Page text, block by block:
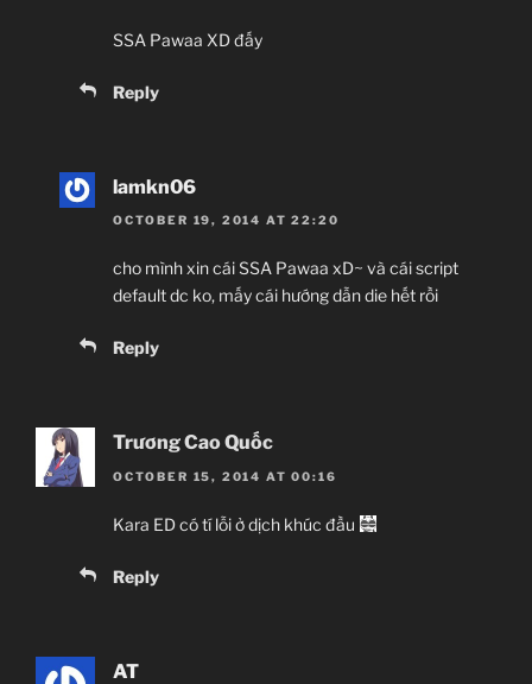
SSA Pawaa XD đấy
Reply
lamkn06
OCTOBER 19, 2014 AT 22:20
cho mình xin cái SSA Pawaa xD~ và cái script
default dc ko, mấy cái hướng dẫn die hết rồi
Reply
Trương Cao Quốc
OCTOBER 15, 2014 AT 00:16
Kara ED có tí lỗi ở dịch khúc đầu
Reply
AT